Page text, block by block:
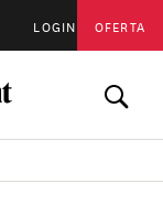
LOGIN OFERTA